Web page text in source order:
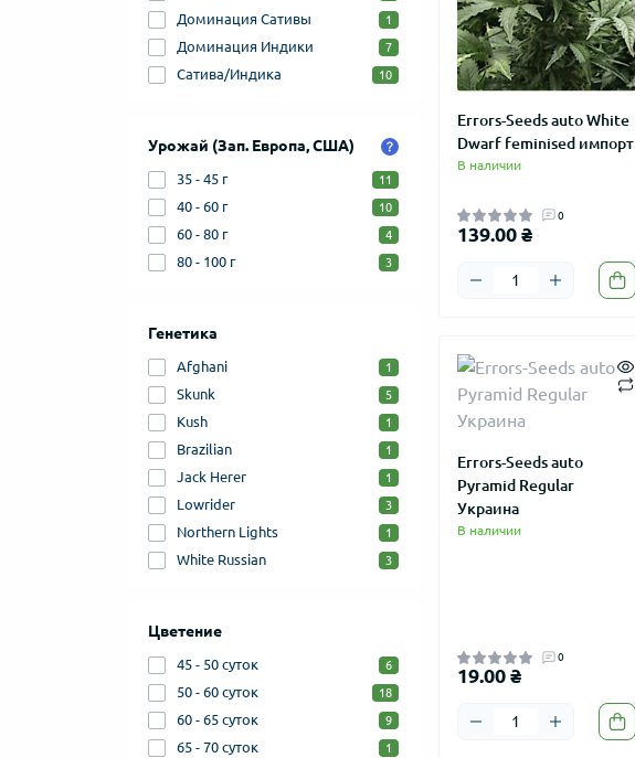
Доминация Сативы 1
Доминация Индики 7
Сатива/Индика 10
Урожай (Зап. Европа, США)
35 - 45 г 11
40 - 60 г 10
60 - 80 г 4
80 - 100 г 3
Генетика
Afghani 1
Skunk 5
Kush 1
Brazilian 1
Jack Herer 1
Lowrider 3
Northern Lights 1
White Russian 3
Цветение
45 - 50 суток 6
50 - 60 суток 18
60 - 65 суток 9
65 - 70 суток 1
Errors-Seeds auto White
Dwarf feminised импорт
В наличии
0
139.00 ₴
Errors-Seeds auto
Pyramid Regular
Украина
В наличии
0
19.00 ₴